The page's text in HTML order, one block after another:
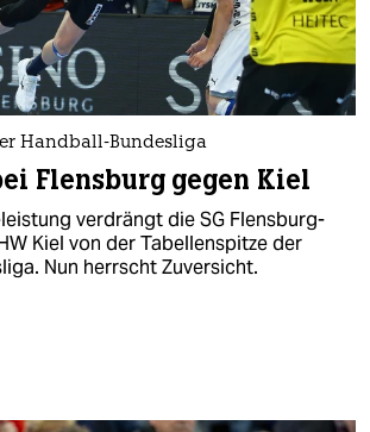
Handball-Bundesliga
Flensburg gegen Kiel
verdrängt die SG Flensburg-
Kiel von der Tabellenspitze der
Nun herrscht Zuversicht.